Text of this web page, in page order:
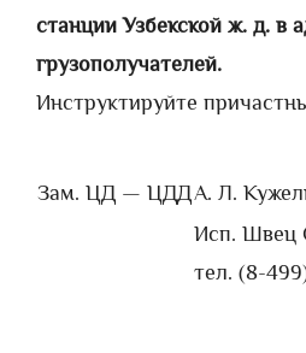
станции Узбекской ж. д. в
грузополучателей.
Инструктируйте
Зам. ЦД — ЦДДА. Л.
Исп. Швец
тел. (8-